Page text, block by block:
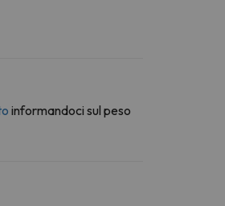
informandoci sul peso